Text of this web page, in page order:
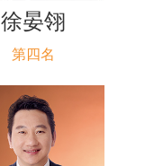
徐晏翎
第四名